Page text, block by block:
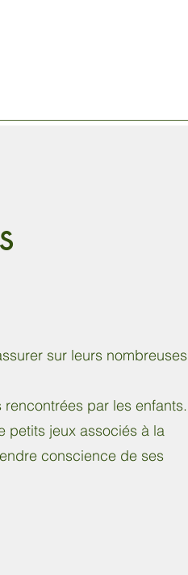
sur leurs nombreuses
par les enfants.
petits jeux associés à la
conscience de ses